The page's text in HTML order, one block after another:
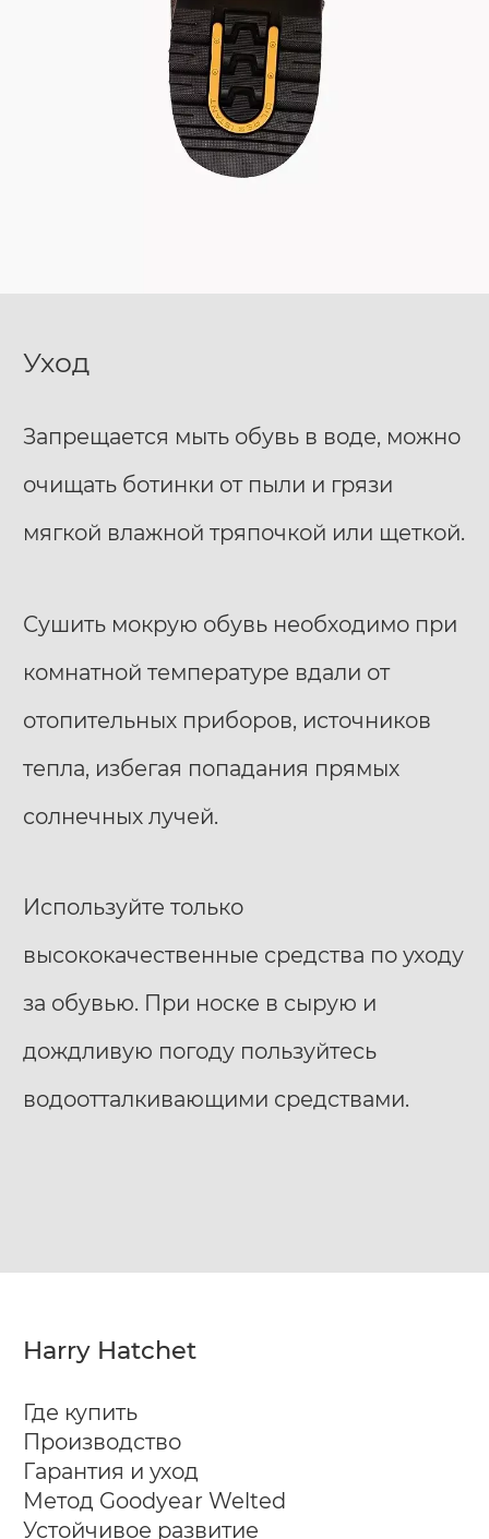
Уход
Запрещается мыть обувь в воде, можно
очищать ботинки от пыли и грязи
мягкой влажной тряпочкой или щеткой.
Сушить мокрую обувь необходимо при
комнатной температуре вдали от
отопительных приборов, источников
тепла, избегая попадания прямых
солнечных лучей.
Используйте только
высококачественные средства по уходу
за обувью. При носке в сырую и
дождливую погоду пользуйтесь
водоотталкивающими средствами.
Harry Hatchet
Где купить
Производство
Гарантия и уход
Метод Goodyear Welted
Устойчивое развитие